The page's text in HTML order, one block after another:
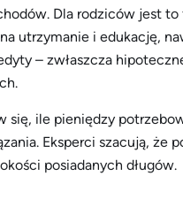
Dla rodziców jest to
utrzymanie i edukację,
– zwłaszcza
się, ile pieniędzy
Eksperci szacują, że
posiadanych długów.